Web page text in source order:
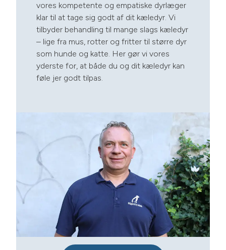
vores kompetente og empatiske dyrlæger
klar til at tage sig godt af dit kæledyr. Vi
tilbyder behandling til mange slags kæledyr
– lige fra mus, rotter og fritter til større dyr
som hunde og katte. Her gør vi vores
yderste for, at både du og dit kæledyr kan
føle jer godt tilpas.